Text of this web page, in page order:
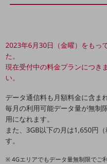
Smart City
Smart Education
Smart Healthcare
Smart Industry
Smart Mobility
生成AI(Generative AI)
地域の取り組み
地域社会を支える皆さまと地域課題の
地域経済のさらなる活性化に取り組みま
自治体・地域社会との共創
LGPF(Local Government
2023年6月30日（金曜）をもっ
た。
現在受付中の料金プランにつき
い。
データ通信料も月額料金に含ま
毎月の利用可能データ量が無制
用になれます。
また、3GB以下の月は1,650円
す。
4Gエリアでもデータ量無制限でご